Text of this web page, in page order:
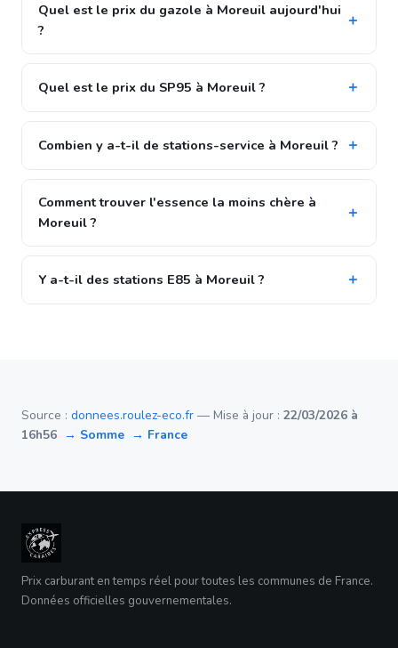
Quel est le prix du gazole à Moreuil aujourd'hui
?
Quel est le prix du SP95 à Moreuil ?
Combien y a-t-il de stations-service à Moreuil ?
Comment trouver l'essence la moins chère à
Moreuil ?
Y a-t-il des stations E85 à Moreuil ?
Source : donnees.roulez-eco.fr — Mise à jour : 22/03/2026 à
16h56 → Somme → France
Prix carburant en temps réel pour toutes les communes de France.
Données officielles gouvernementales.